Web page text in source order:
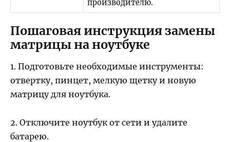
производителю.
Пошаговая инструкция замены
матрицы на ноутбуке
1. Подготовьте необходимые инструменты:
отвертку, пинцет, мелкую щетку и новую
матрицу для ноутбука.
2. Отключите ноутбук от сети и удалите
батарею.